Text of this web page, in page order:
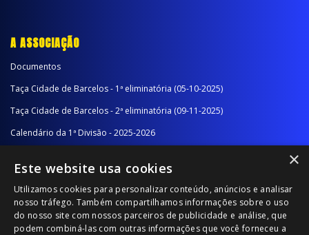
A ASSOCIAÇÃO
Documentos
Taça Cidade de Barcelos - 1ª eliminatória (05-10-2025)
Taça Cidade de Barcelos - 2ª eliminatória (09-11-2025)
Calendário da 1ª Divisão - 2025-2026
Calendário da 2ª Divisão - Série B - 2025-2026
Calendário da Época
×
Este website usa cookies
Utilizamos cookies para personalizar conteúdo, anúncios e analisar
nosso tráfego. Também compartilhamos informações sobre o uso
do nosso site com nossos parceiros de publicidade e análise, que
podem combiná-las com outras informações que você forneceu a